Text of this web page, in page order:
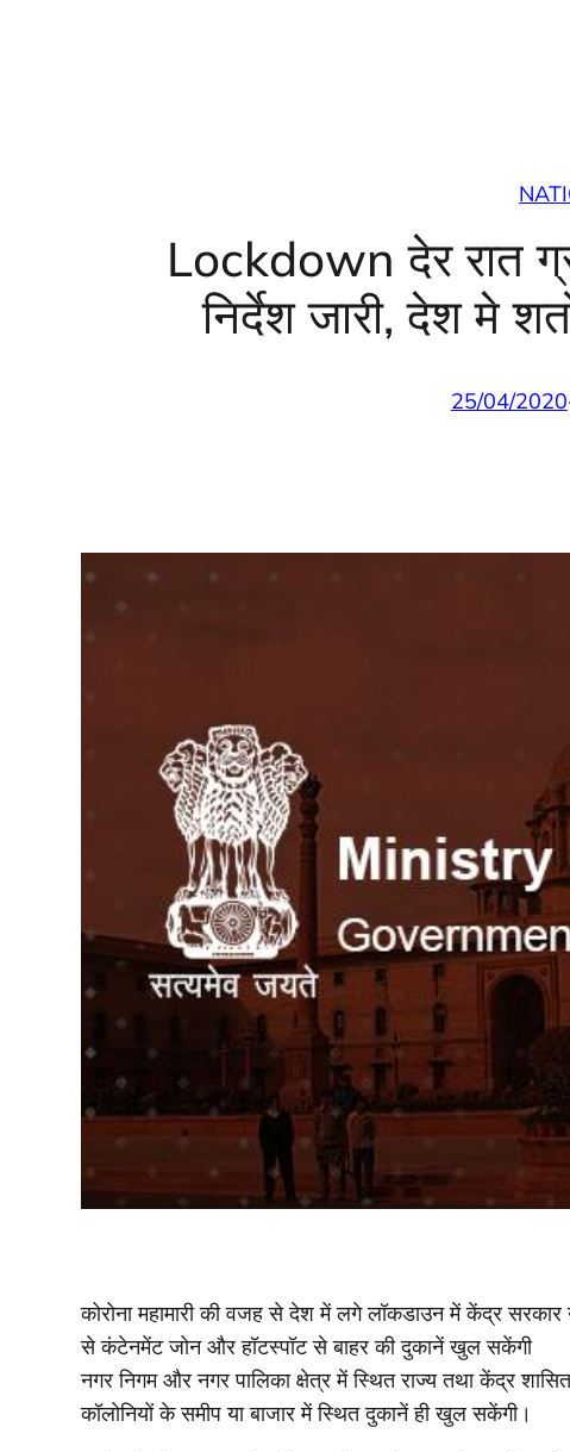
Lockdown देर रात
निर्देश जारी, देश मे
25/04/2020·
कोरोना महामारी की वजह से देश में लगे लॉकडाउन में केंद्र
से कंटेनमेंट जोन और हॉटस्पॉट से बाहर की दुकानें खुल सकेंगी
नगर निगम और नगर पालिका क्षेत्र में स्थित राज्य तथा केंद्र
कॉलोनियों के समीप या बाजार में स्थित दुकानें ही खुल सकेंगी।